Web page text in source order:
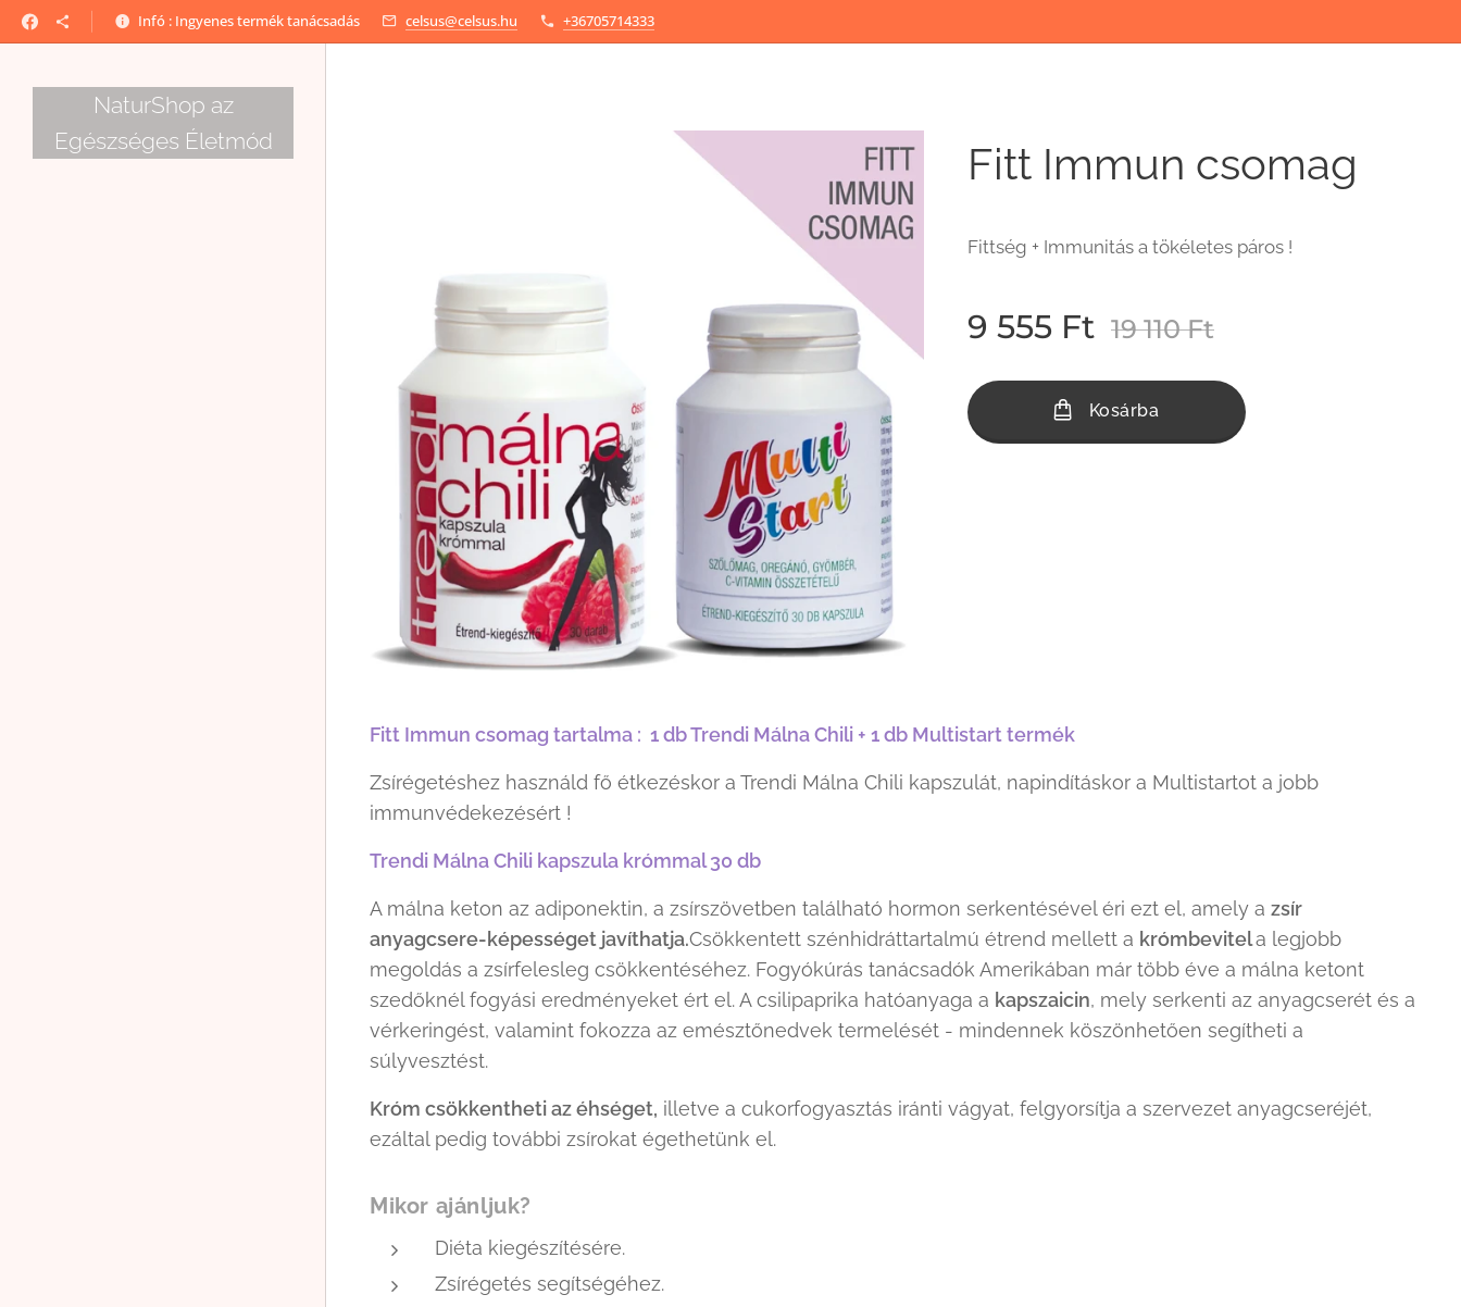
Infó : Ingyenes termék tanácsadás celsus@celsus.hu +36705714333
NaturShop az
Egészséges Életmód
Fitt Immun csomag
Fittség + Immunitás a tökéletes páros !
9 555 Ft 19 110Ft
Kosárba
Fitt Immun csomag tartalma : 1 db Trendi Málna Chili + 1 db Multistart termék
Zsírégetéshez használd fő étkezéskor a Trendi Málna Chili kapszulát, napindításkor a Multistartot a jobb
immunvédekezésért !
Trendi Málna Chili kapszula krómmal 30 db
A málna keton az adiponektin, a zsírszövetben található hormon serkentésével éri ezt el, amely a zsír
anyagcsere-képességet javíthatja.Csökkentett szénhidráttartalmú étrend mellett a krómbevitela legjobb
megoldás a zsírfelesleg csökkentéséhez. Fogyókúrás tanácsadók Amerikában már több éve a málna ketont
szedőknél fogyási eredményeket ért el. A csilipaprika hatóanyaga a kapszaicin, mely serkenti az anyagcserét és a
vérkeringést, valamint fokozza az emésztőnedvek termelését - mindennek köszönhetően segítheti a
súlyvesztést.
Króm csökkentheti az éhséget, illetve a cukorfogyasztás iránti vágyat, felgyorsítja a szervezet anyagcseréjét,
ezáltal pedig további zsírokat égethetünk el.
Mikor ajánljuk?
Diéta kiegészítésére.
Zsírégetés segítségéhez.